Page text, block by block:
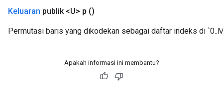
Keluaran publik <U> p ()
Permutasi baris yang dikodekan sebagai daftar indeks di
Apakah informasi ini membantu?